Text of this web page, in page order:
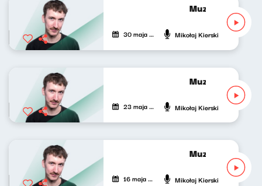
Muzyka nie
30 maja 2026 Mikołaj Kierski
Muzyka nie
23 maja 2026 Mikołaj Kierski
Muzyka nie
16 maja 2026 Mikołaj Kierski